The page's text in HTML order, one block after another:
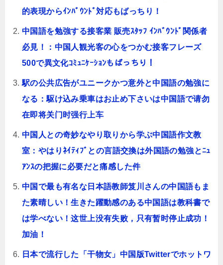
的表現からｲﾝﾊﾞｳﾝﾄﾞ対応もばっちり！
中国語を勉強する接客業 販売ｽﾀｯﾌ ｲﾝﾊﾞｳﾝﾄﾞ関係者
必見！：中国人観光客の心をつかむ接客フレーズ
500で異文化ｺﾐｭﾆｹｰｼｮﾝもばっちり！
駅の公共広告がユニークかつ意外と中国語の勉強に
なる：駆け込み乗車はお止め下さいは中国語で请勿
在即将关门时强行上车
中国人との奇妙なやり取りから学ぶ中国語作文教
室：やはりﾈｲﾃｨﾌﾞとの言語交換は外国語の勉強とﾆｭ
ｱﾝｽの把握に必要だと痛感した件
中国で最も有名な日本語教師笈川さんの中国語もま
た素晴しい！生きた躍動感のある中国語は教科書で
は学べない！这世上没有失败，只有暂时停止成功！
加油！
日本で流行した「干物女」中国版Twitterでホットワ